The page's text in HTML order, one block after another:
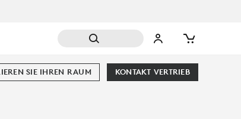
KONTAKT VERTRIEB
SIE IHREN RAUM